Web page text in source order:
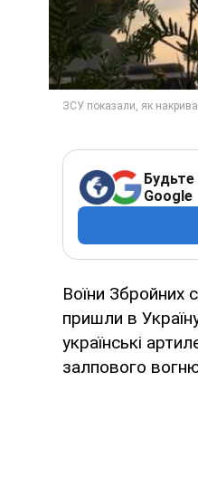
Будьте
Google
Воїни Збройних
пришли в
українські
залпового